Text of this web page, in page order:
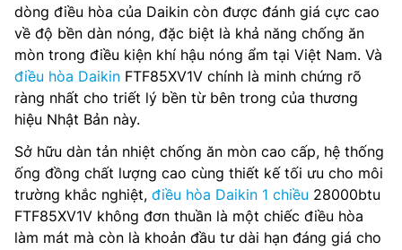
dòng điều hòa của Daikin còn được đánh giá cực cao
về độ bền dàn nóng, đặc biệt là khả năng chống ăn
mòn trong điều kiện khí hậu nóng ẩm tại Việt Nam. Và
điều hòa Daikin FTF85XV1V chính là minh chứng rõ
ràng nhất cho triết lý bền từ bên trong của thương
hiệu Nhật Bản này.
Sở hữu dàn tản nhiệt chống ăn mòn cao cấp, hệ thống
ống đồng chất lượng cao cùng thiết kế tối ưu cho môi
trường khắc nghiệt, điều hòa Daikin 1 chiều 28000btu
FTF85XV1V không đơn thuần là một chiếc điều hòa
làm mát mà còn là khoản đầu tư dài hạn đáng giá cho